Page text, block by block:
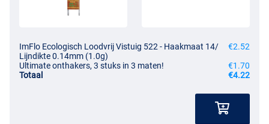
ImFlo Ecologisch Loodvrij Vistuig 522 - Haakmaat 14/
Lijndikte 0.14mm (1.0g)
€2.52
Ultimate onthakers, 3 stuks in 3 maten!
€1.70
Totaal
€4.22